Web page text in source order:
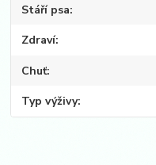
Stáří psa
Zdraví
Chuť
Typ výživy